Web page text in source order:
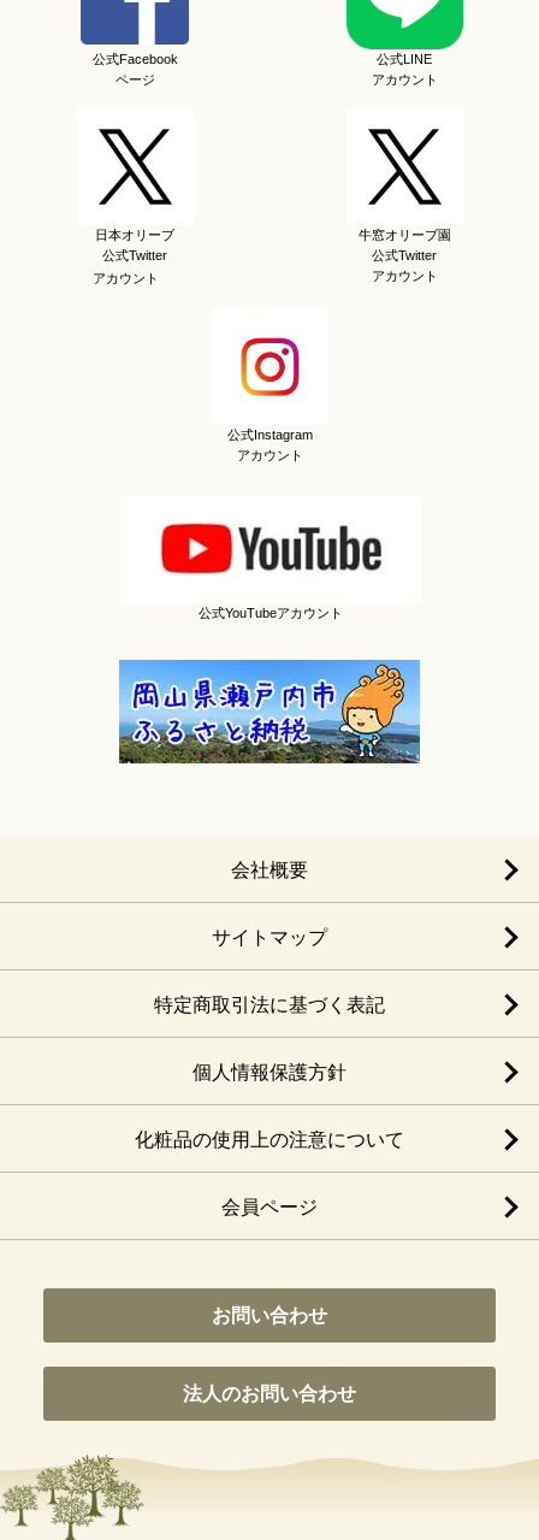
公式Facebook
ページ
公式LINE
アカウント
日本オリーブ
公式Twitter
アカウント
牛窓オリーブ園
公式Twitter
アカウント
公式Instagram
アカウント
公式YouTubeアカウント
会社概要
サイトマップ
特定商取引法に基づく表記
個人情報保護方針
化粧品の使用上の注意について
会員ページ
お問い合わせ
法人のお問い合わせ